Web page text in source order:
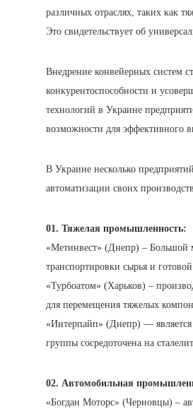
различных отраслях, таких как
Это свидетельствует об
Внедрение конвейерных систем
конкурентоспособности и
технологий в Украине
возможности для эффективного
В Украине несколько
автоматизации своих
01. Тяжелая промышленность:
«Метинвест» (Днепр) – Большой
транспортировки сырья и
«Турбоатом» (Харьков) –
для перемещения тяжелых
«Интерпайп» (Днепр) — является
группы сосредоточена на
02. Автомобильная
«Богдан Моторс» (Черновцы) –